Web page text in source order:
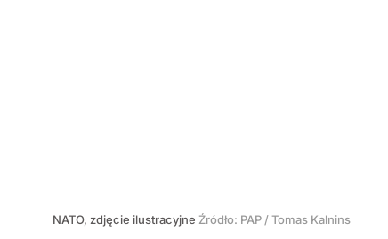
NATO, zdjęcie ilustracyjne Źródło: PAP /Tomas Kalnins